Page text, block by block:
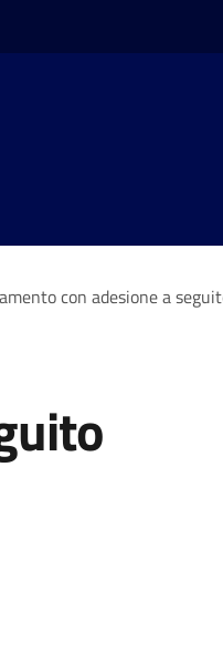
con adesione a